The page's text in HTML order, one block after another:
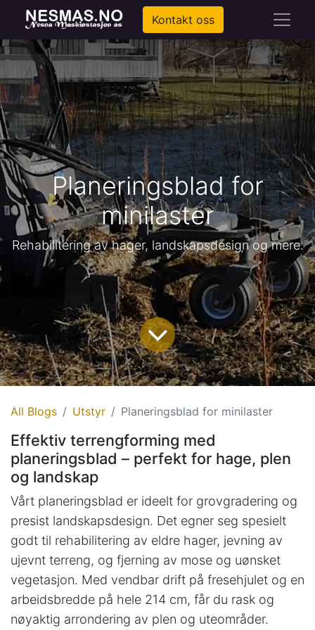
Kontakt oss
Planeringsblad for
minilaster
Rehabilitering av hager, landskapsdesign og mere.
All Blogs Utstyr Planeringsblad for minilaster
Effektiv terrengforming med
planeringsblad – perfekt for hage, plen
og landskap
Vårt planeringsblad er ideelt for grovgradering og
presist landskapsdesign. Det egner seg spesielt
godt til rehabilitering av eldre hager, jevning av
ujevnt terreng, og fjerning av mose og uønsket
vegetasjon. Med vendbar drift på fresehjulet og en
arbeidsbredde på hele 214 cm, får du rask og
nøyaktig arrondering av plen og uteområder.